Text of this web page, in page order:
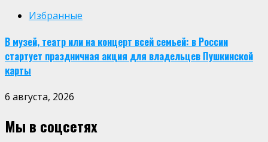
Избранные
В музей, театр или на концерт всей семьей: в России
стартует праздничная акция для владельцев Пушкинской
карты
6 августа, 2026
Мы в соцсетях